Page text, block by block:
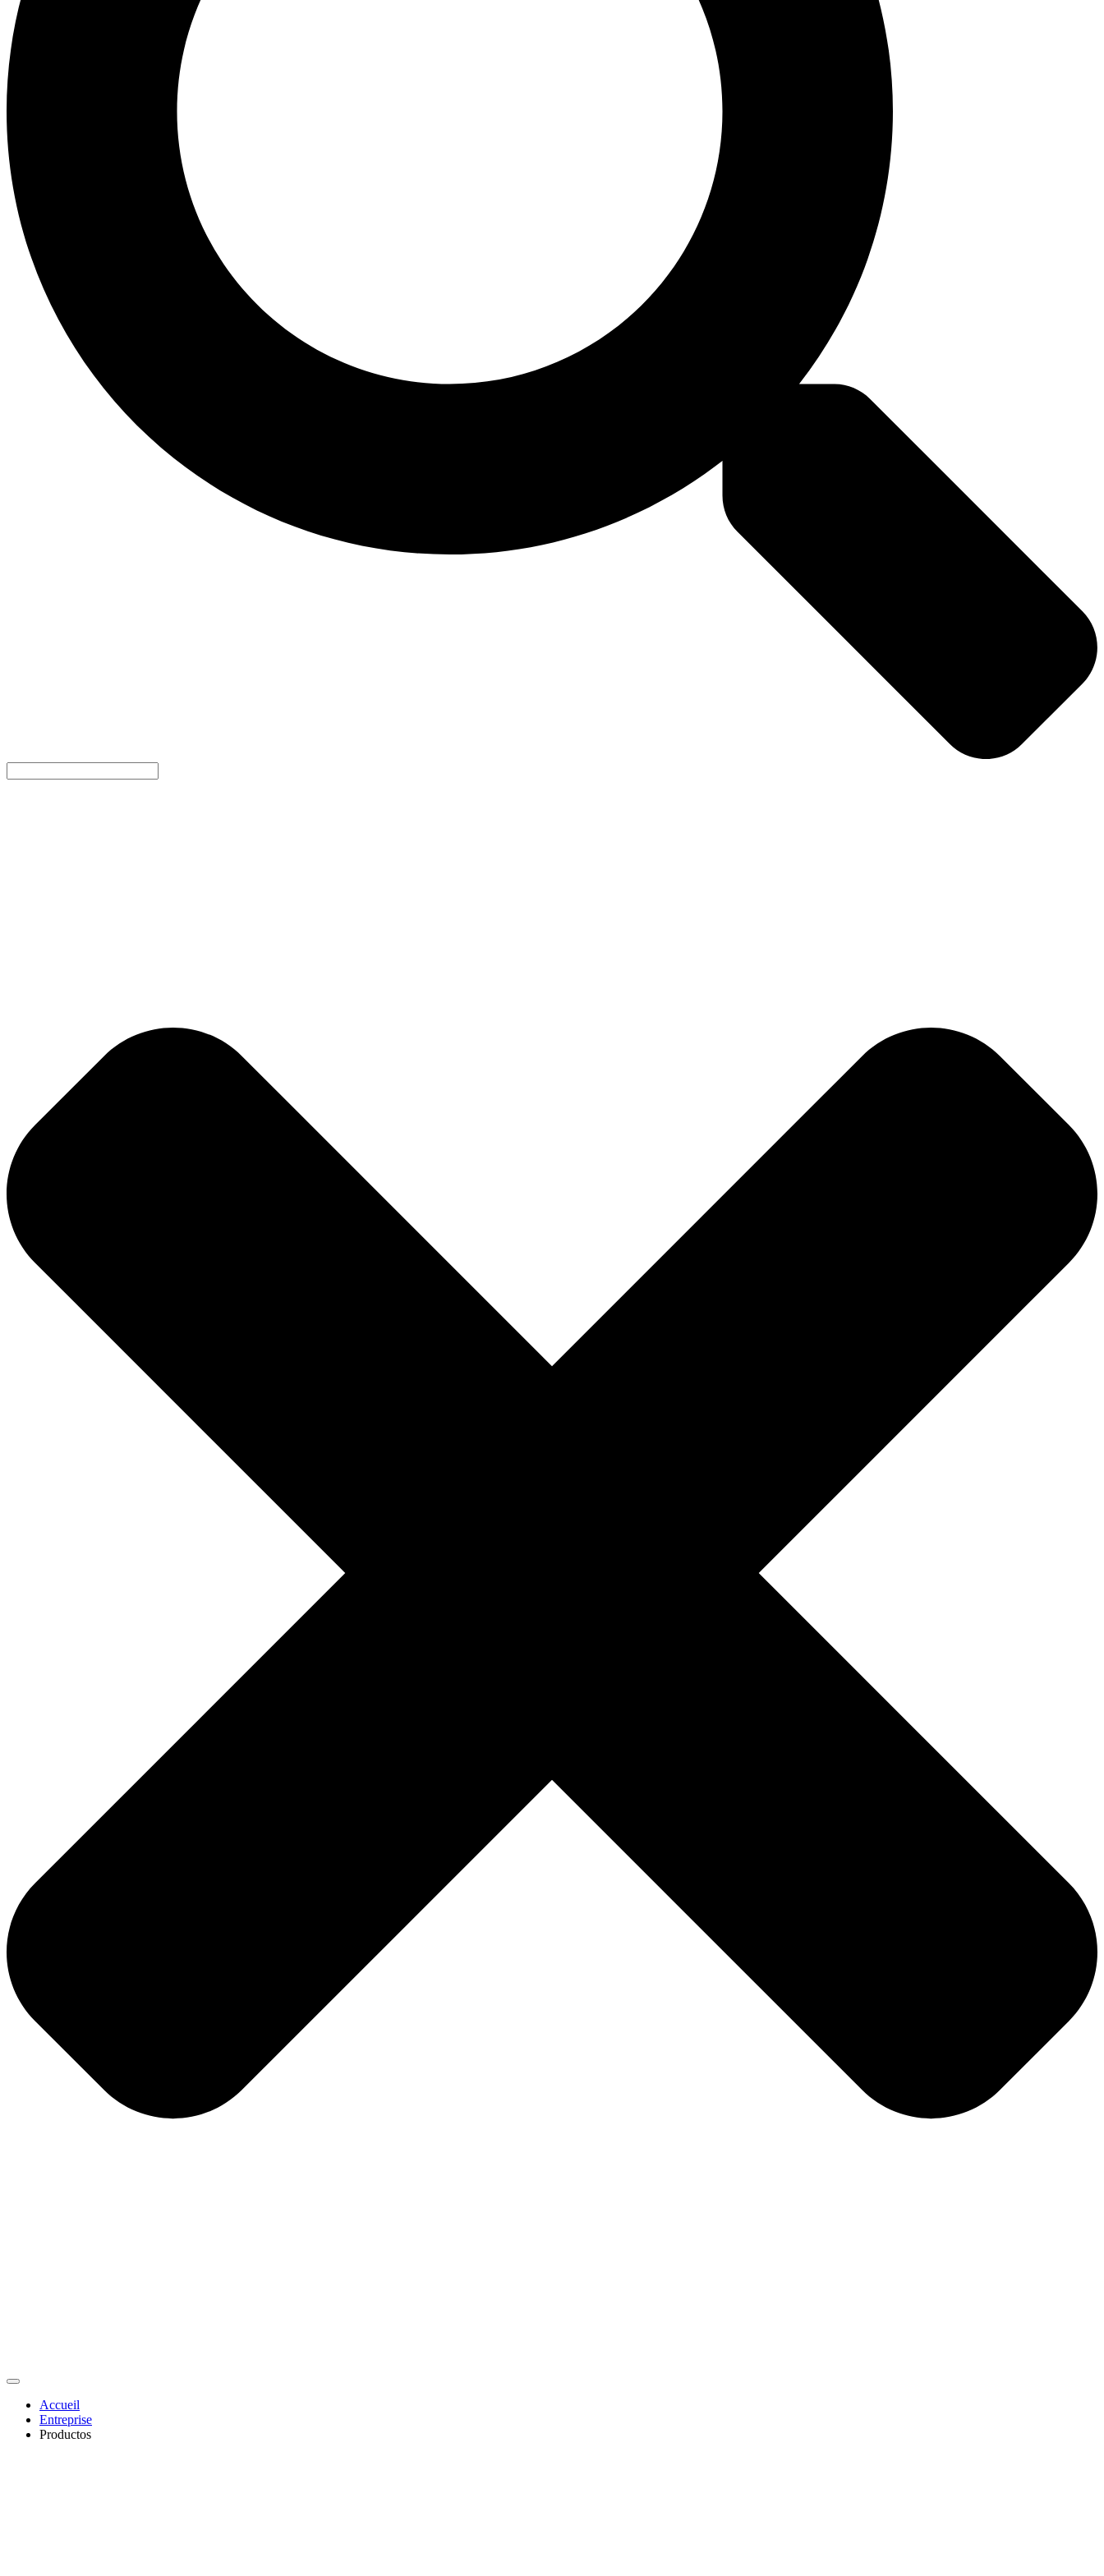
Accueil
Entreprise
Productos